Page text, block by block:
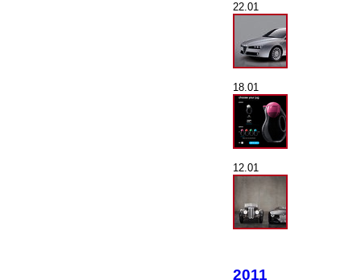
22.01
18.01
12.01
2011